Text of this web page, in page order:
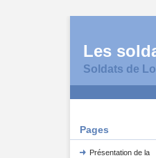
Les
Soldats de
Pages
Présentation de la